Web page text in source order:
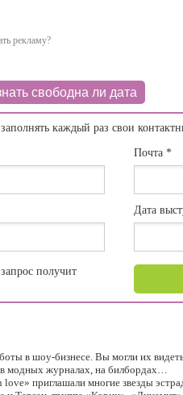
рекламу?
свободна ли дата
каждый раз свои
получит
Почта*
Дата
в шоу-бизнесе. Вы могли их
модных журналах, на билбордах…
love» приглашали многие звезды